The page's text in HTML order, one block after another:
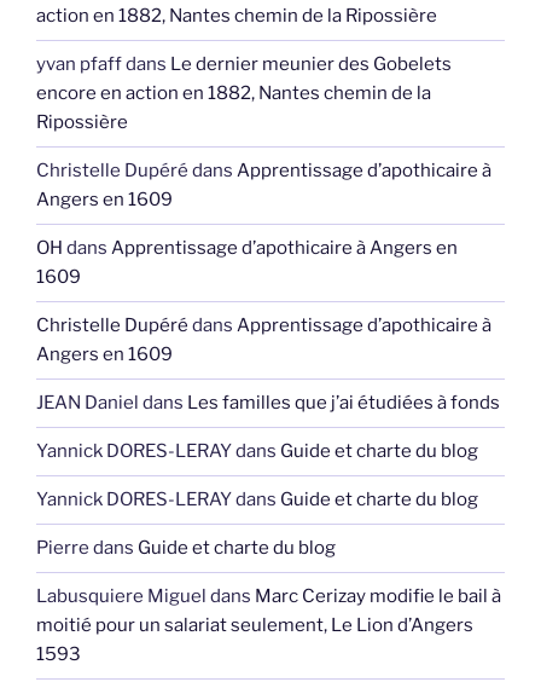
action en 1882, Nantes chemin de la Ripossière
yvan pfaffdans Le dernier meunier des Gobelets
encore en action en 1882, Nantes chemin de la
Ripossière
Christelle Dupéré dans Apprentissage d’apothicaire à
Angers en 1609
OH dans Apprentissage d’apothicaire à Angers en
1609
Christelle Dupéré dans Apprentissage d’apothicaire à
Angers en 1609
JEAN Daniel dans Les familles que j’ai étudiées à fonds
Yannick DORES-LERAYdans Guide et charte du blog
Yannick DORES-LERAYdans Guide et charte du blog
Pierre dans Guide et charte du blog
Labusquiere Miguel dans Marc Cerizay modifie le bail à
moitié pour un salariat seulement, Le Lion d’Angers
1593